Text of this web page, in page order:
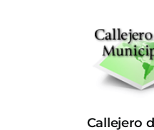
Callejero